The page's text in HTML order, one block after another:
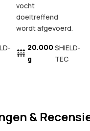
vocht
doeltreffend
wordt afgevoerd.
20.000
g
SHIELD-
TEC
&